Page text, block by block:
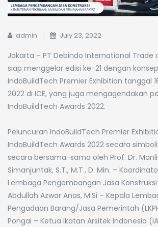
admin July 23, 2022
Jakarta – PT Debindo International Trade
siap menggelar edisi ke-21 dengan
IndoBuildTech Premier Exhibition tanggal
2022 di ICE, yang juga mengagendakan
IndoBuildTech Awards 2022.
Peluncuran IndoBuildTech Premier
IndoBuildTech Awards 2022 secara
secara bersama-sama oleh Prof. Dr.
Simanjuntak, S.T., M.T., D. Min. –
Lembaga Pengembangan Jasa Konstruksi
Abdullah Azwar Anas, M.Si – Kepala
Pengadaan Barang/Jasa Pemerintah
Pongai – Ketua Ikatan Arsitek Indonesia